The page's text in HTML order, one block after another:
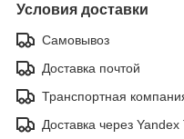
Условия доставки
Самовывоз
Доставка почтой
Транспортная
Доставка через